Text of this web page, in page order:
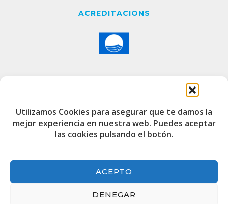
Utilizamos Cookies para asegurar que te damos la
mejor experiencia en nuestra web. Puedes aceptar
las cookies pulsando el botón.
ACEPTO
DENEGAR
ACREDITACIONS
CONTACTE
Edifici de Capitania
Port Esportiu i Pesquer de Badalona
+34 933 20 75 00
port@marinabadalona.cat